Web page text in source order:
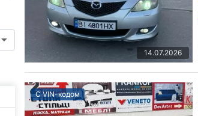
14.07.2026
С VIN-кодом